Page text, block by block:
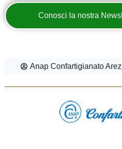
Conosci la nostra
Anap Confartigianato